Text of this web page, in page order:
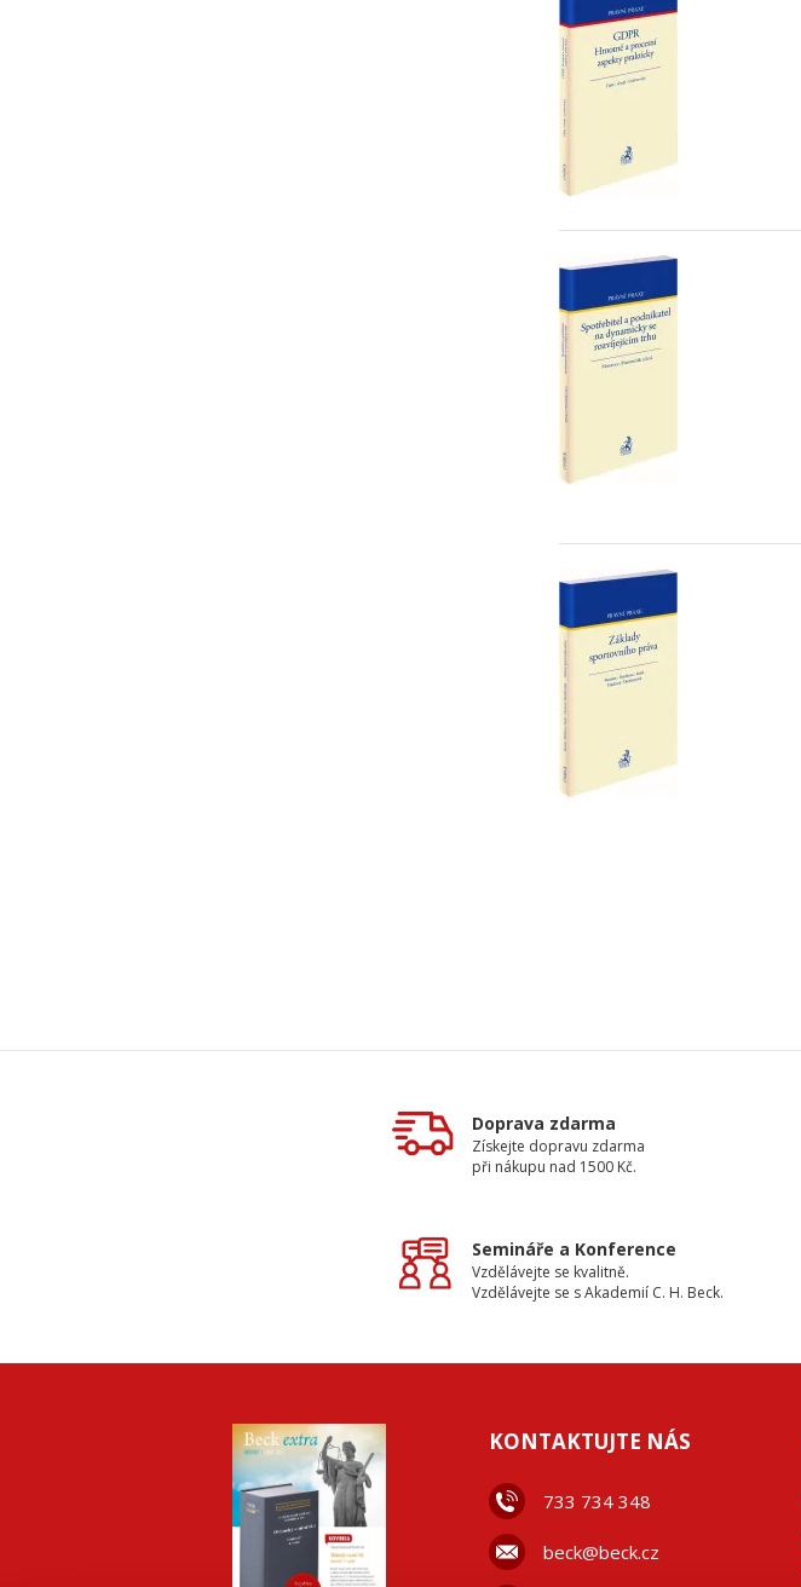
Doprava zdarma
Získejte dopravu zdarma
při nákupu nad 1500 Kč.
Semináře a Konference
Vzdělávejte se kvalitně.
Vzdělávejte se s Akademií C. H. Beck.
KONTAKTUJTE NÁS
733 734 348
beck@beck.cz